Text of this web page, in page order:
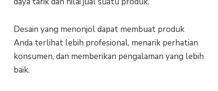
Desain yang menonjol dapat membuat produk
Anda terlihat lebih profesional, menarik perhatian
konsumen, dan memberikan pengalaman yang lebih
baik.